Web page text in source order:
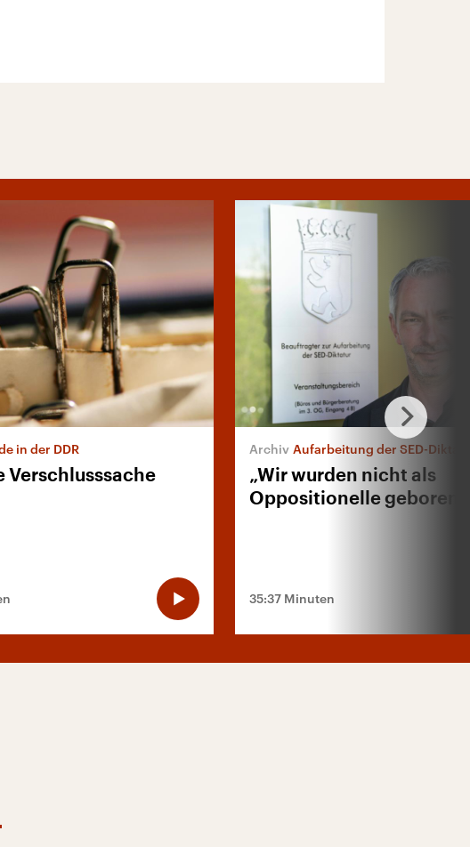
in der DDR
Verschlusssache
Aufarbeitung der SED-
„Wir wurden nicht als
Oppositionelle geboren“
35:37 Minuten